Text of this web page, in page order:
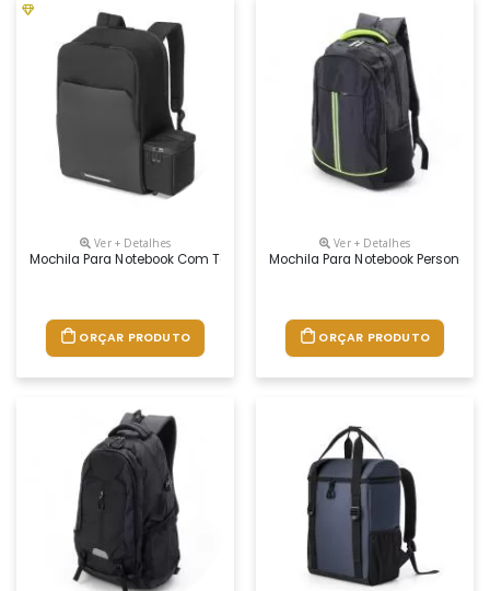
Ver + Detalhes
Mochila Para Notebook Com Térmica Personalizada
ORÇAR PRODUTO
Ver + Detalhes
Mochila Para Notebook
ORÇAR PRODUTO